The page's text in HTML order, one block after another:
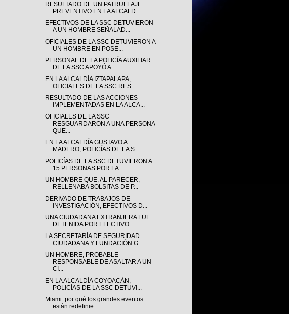
RESULTADO DE UN PATRULLAJE
PREVENTIVO EN LA ALCALD...
EFECTIVOS DE LA SSC DETUVIERON
A UN HOMBRE SEÑALAD...
OFICIALES DE LA SSC DETUVIERON A
UN HOMBRE EN POSE...
PERSONAL DE LA POLICÍA AUXILIAR
DE LA SSC APOYÓ A ...
EN LA ALCALDÍA IZTAPALAPA,
OFICIALES DE LA SSC RES...
RESULTADO DE LAS ACCIONES
IMPLEMENTADAS EN LA ALCA...
OFICIALES DE LA SSC
RESGUARDARON A UNA PERSONA
QUE...
EN LA ALCALDÍA GUSTAVO A.
MADERO, POLICÍAS DE LA S...
POLICÍAS DE LA SSC DETUVIERON A
15 PERSONAS POR LA...
UN HOMBRE QUE, AL PARECER,
RELLENABA BOLSITAS DE P...
DERIVADO DE TRABAJOS DE
INVESTIGACIÓN, EFECTIVOS D...
UNA CIUDADANA EXTRANJERA FUE
DETENIDA POR EFECTIVO...
LA SECRETARÍA DE SEGURIDAD
CIUDADANA Y FUNDACIÓN G...
UN HOMBRE, PROBABLE
RESPONSABLE DE ASALTAR A UN
CI...
EN LA ALCALDÍA COYOACÁN,
POLICÍAS DE LA SSC DETUVI...
Miami: por qué los grandes eventos
están redefinie...